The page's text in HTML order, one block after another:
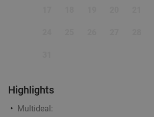
Highlights
Multideal: